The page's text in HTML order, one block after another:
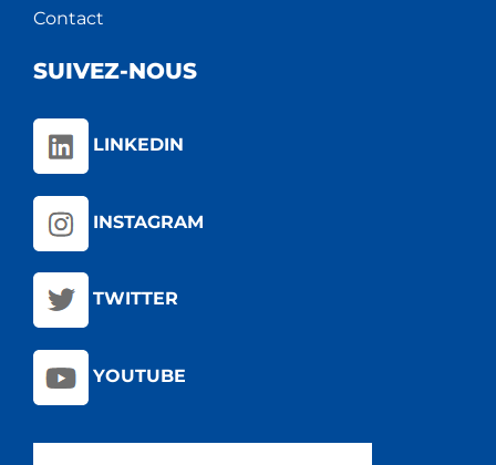
Contact
SUIVEZ-NOUS
LINKEDIN
INSTAGRAM
TWITTER
YOUTUBE